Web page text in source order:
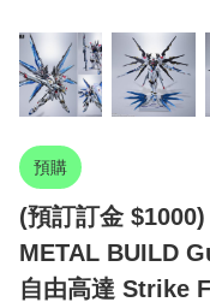
預購
(預訂訂金
METAL BUILD
自由高達 Strike